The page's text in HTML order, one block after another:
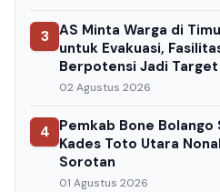
3 AS Minta Warga di
untuk Evakuasi,
Berpotensi Jadi Target
02 Agustus 2026
4 Pemkab Bone Bolango
Kades Toto Utara
Sorotan
01 Agustus 2026